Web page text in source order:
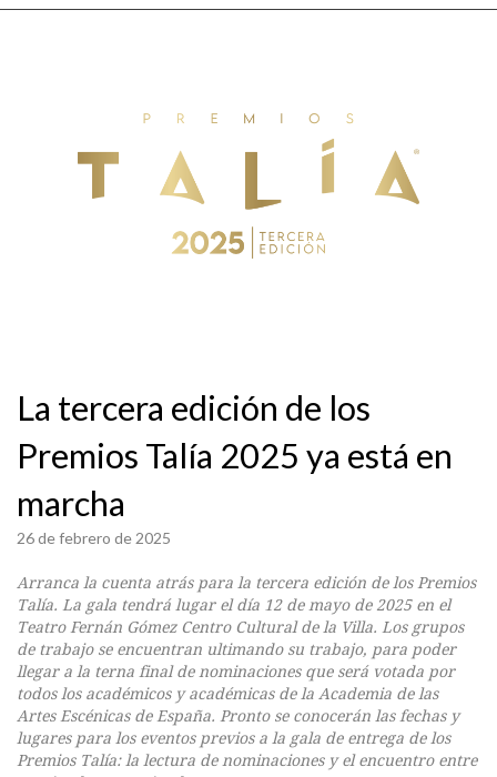
La tercera edición de los
Premios Talía 2025 ya está en
marcha
26 de febrero de 2025
Arranca la cuenta atrás para la tercera edición de los Premios
Talía. La gala tendrá lugar el día 12 de mayo de 2025 en el
Teatro Fernán Gómez Centro Cultural de la Villa. Los grupos
de trabajo se encuentran ultimando su trabajo, para poder
llegar a la terna final de nominaciones que será votada por
todos los académicos y académicas de la Academia de las
Artes Escénicas de España. Pronto se conocerán las fechas y
lugares para los eventos previos a la gala de entrega de los
Premios Talía: la lectura de nominaciones y el encuentro entre